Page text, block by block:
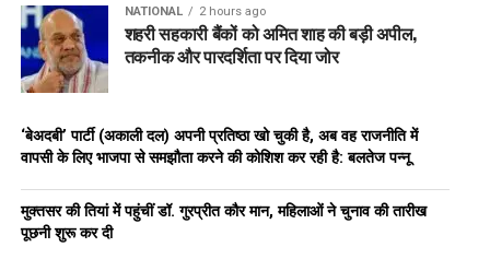
NATIONAL 2 hours ago
शहरी सहकारी बैंकों को अमित शाह की बड़ी अपील,
तकनीक और पारदर्शिता पर दिया जोर
‘बेअदबी’ पार्टी (अकाली दल) अपनी प्रतिष्ठा खो चुकी है, अब वह राजनीति में
वापसी के लिए भाजपा से समझौता करने की कोशिश कर रही है: बलतेज पन्नू
मुक्तसर की तियां में पहुंचीं डॉ. गुरप्रीत कौर मान, महिलाओं ने चुनाव की तारीख
पूछनी शुरू कर दी